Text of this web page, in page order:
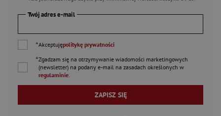
Twój adres e-mail
*Akceptujępolitykę prywatności
*Zgadzam się na otrzymywanie wiadomości marketingowych
(newsletter) na podany e-mail na zasadach określonych w
regulaminie.
ZAPISZ SIĘ